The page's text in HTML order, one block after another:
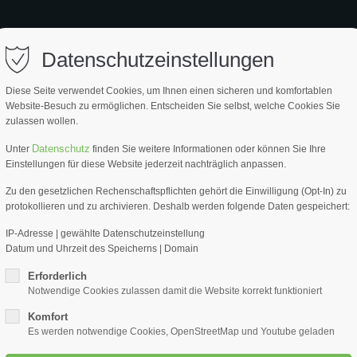
dolor sit amet:
/ 365days
support for our customers
8:00am - 5:00pm
Cybersteel Inc.
376-293 City Road, Suite 600
Have any questions?
Drop us a line
PRODUKTE SERVICE PARTNER
24 Liter
Waschset
90123-004
Datenschutzeinstellungen
Diese Seite verwendet Cookies, um Ihnen einen sicheren und komfortablen
Website-Besuch zu ermöglichen. Entscheiden Sie selbst, welche Cookies Sie
zulassen wollen.
Unter Datenschutz finden Sie weitere Informationen oder können Sie Ihre
Einstellungen für diese Website jederzeit nachträglich anpassen.
Zu den gesetzlichen Rechenschaftspflichten gehört die Einwilligung (Opt-In) zu
protokollieren und zu archivieren. Deshalb werden folgende Daten gespeichert:
IP-Adresse | gewählte Datenschutzeinstellung
Datum und Uhrzeit des Speicherns | Domain
Erforderlich
Notwendige Cookies zulassen damit die Website korrekt funktioniert
Komfort
Es werden notwendige Cookies, OpenStreetMap und Youtube geladen